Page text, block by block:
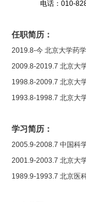
电话： 010-
任职简历：
2019.8-今 北京大学药
2009.8-2019.7 北京大
1998.8-2009.7 北京大
1993.8-1998.7 北京大
学习简历：
2005.9-2008.7 中国科
2001.9-2003.7 北京大
1989.9-1993.7 北京医